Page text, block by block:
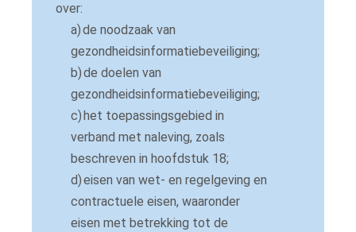
over:
a)de noodzaak van
gezondheidsinformatiebeveiliging;
b)de doelen van
gezondheidsinformatiebeveiliging;
c) het toepassingsgebied in
verband met naleving, zoals
beschreven in hoofdstuk 18;
d)eisen van wet- en regelgeving en
contractuele eisen, waaronder
eisen met betrekking tot de